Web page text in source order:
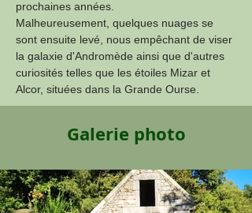
prochaines années.
Malheureusement, quelques nuages se
sont ensuite levé, nous empêchant de viser
la galaxie d'Andromède ainsi que d'autres
curiosités telles que les étoiles Mizar et
Alcor, situées dans la Grande Ourse.
Galerie photo